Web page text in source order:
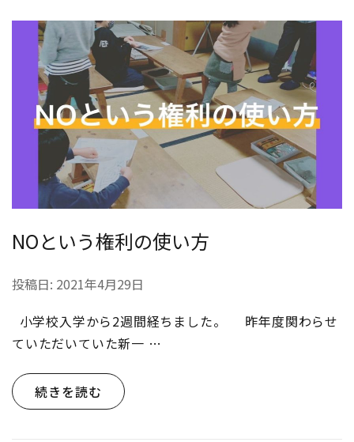
NOという権利の使い方
投稿日: 2021年4月29日
小学校入学から2週間経ちました。 昨年度関わらせ
ていただいていた新一 …
続きを読む